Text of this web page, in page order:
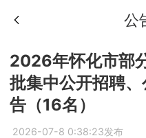
公
2026年怀化市部
批集中公开招聘
告（16名）
2026-07-8 0:38:23发布